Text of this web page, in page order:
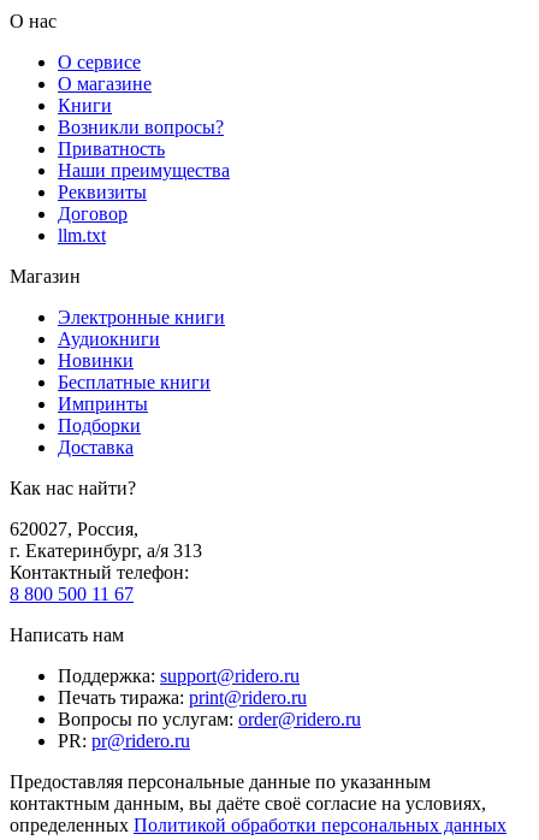
О нас
О сервисе
О магазине
Книги
Возникли вопросы?
Приватность
Наши преимущества
Реквизиты
Договор
llm.txt
Магазин
Электронные книги
Аудиокниги
Новинки
Бесплатные книги
Импринты
Подборки
Доставка
Как нас найти?
620027, Россия,
г. Екатеринбург, а/я 313
Контактный телефон:
8 800 500 11 67
Написать нам
Поддержка: support@ridero.ru
Печать тиража: print@ridero.ru
Вопросы по услугам: order@ridero.ru
PR: pr@ridero.ru
Предоставляя персональные данные по указанным
контактным данным, вы даёте своё согласие на условиях,
определенных Политикой обработки персональных данных